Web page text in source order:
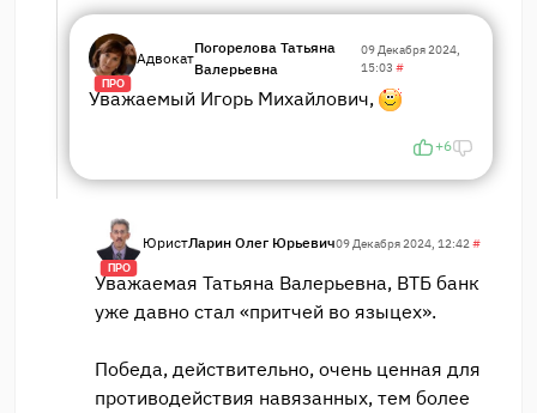
ПРО
Адвокат
Погорелова Татьяна
Валерьевна
09 Декабря 2024,
15:03 #
Уважаемый Игорь Михайлович,
+6
ПРО
ЮристЛарин Олег Юрьевич09 Декабря 2024, 12:42 #
Уважаемая Татьяна Валерьевна, ВТБ банк
уже давно стал «притчей во языцех».
Победа, действительно, очень ценная для
противодействия навязанных, тем более